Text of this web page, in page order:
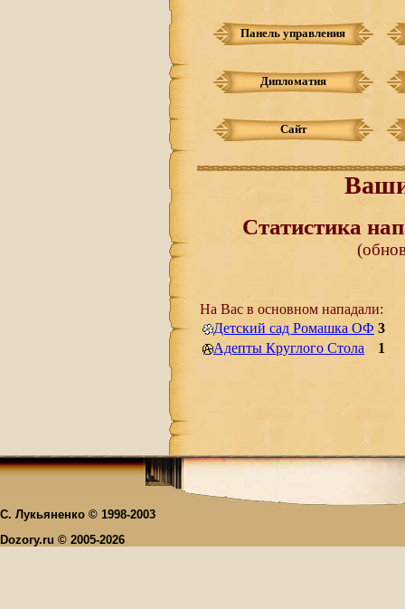
Панель управления
Дипломатия
Сайт
Статистика
На Вас в основном нападали:
Детский сад Ромашка ОФ 3
Адепты Круглого Стола
1
С. Лукьяненко © 1998-2003
Dozory.ru © 2005-2026